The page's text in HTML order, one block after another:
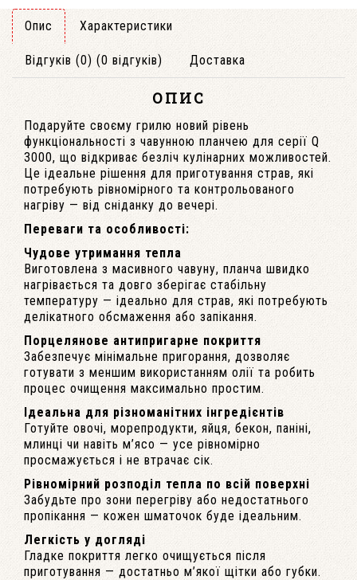
Опис Характеристики
Відгуків (0) (0 відгуків) Доставка
ОПИС
Подаруйте своєму грилю новий рівень
функціональності з чавунною планчею для серії Q
3000, що відкриває безліч кулінарних можливостей.
Це ідеальне рішення для приготування страв, які
потребують рівномірного та контрольованого
нагріву — від сніданку до вечері.
Переваги та особливості:
Чудове утримання тепла
Виготовлена з масивного чавуну, планча швидко
нагрівається та довго зберігає стабільну
температуру — ідеально для страв, які потребують
делікатного обсмаження або запікання.
Порцелянове антипригарне покриття
Забезпечує мінімальне пригорання, дозволяє
готувати з меншим використанням олії та робить
процес очищення максимально простим.
Ідеальна для різноманітних інгредієнтів
Готуйте овочі, морепродукти, яйця, бекон, паніні,
млинці чи навіть м’ясо — усе рівномірно
просмажується і не втрачає сік.
Рівномірний розподіл тепла по всій поверхні
Забудьте про зони перегріву або недостатнього
пропікання — кожен шматочок буде ідеальним.
Легкість у догляді
Гладке покриття легко очищується після
приготування — достатньо м’якої щітки або губки.